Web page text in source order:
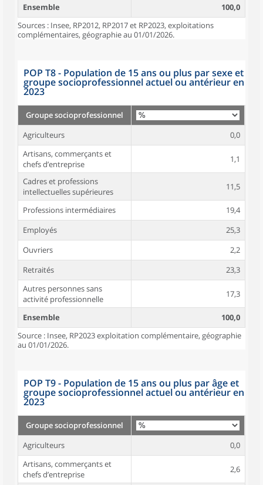
Ensemble
100,0
Sources : Insee, RP2012, RP2017 et RP2023, exploitations
complémentaires, géographie au 01/01/2026.
POP T8 - Population de 15 ans ou plus par sexe et
groupe socioprofessionnel actuel ou antérieur en
2023
Groupe socioprofessionnel
Agriculteurs
0,0
Artisans, commerçants et
chefs d’entreprise
1,1
Cadres et professions
intellectuelles supérieures
11,5
Professions intermédiaires
19,4
Employés
25,3
Ouvriers
2,2
Retraités
23,3
Autres personnes sans
activité professionnelle
17,3
Ensemble
100,0
Source : Insee, RP2023 exploitation complémentaire, géographie
au 01/01/2026.
POP T9 - Population de 15 ans ou plus par âge et
groupe socioprofessionnel actuel ou antérieur en
2023
Groupe socioprofessionnel
Agriculteurs
0,0
Artisans, commerçants et
chefs d’entreprise
2,6